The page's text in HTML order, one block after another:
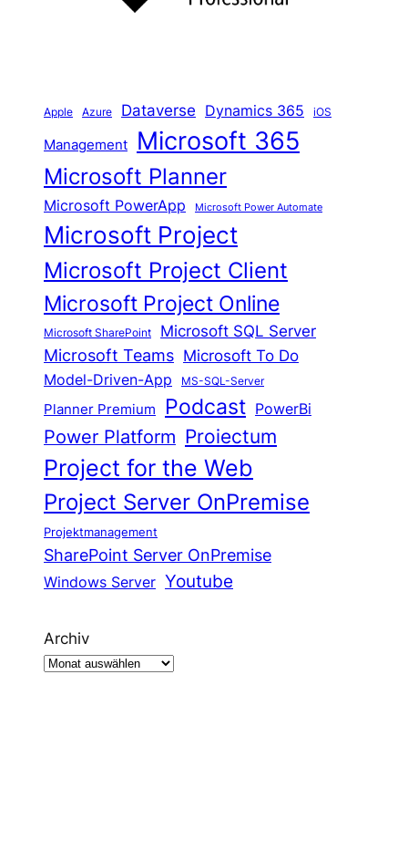
Apple Azure Dataverse Dynamics 365 iOS
Management Microsoft 365
Microsoft Planner
Microsoft PowerApp Microsoft Power Automate
Microsoft Project
Microsoft Project Client
Microsoft Project Online
Microsoft SharePoint Microsoft SQL Server
Microsoft Teams Microsoft To Do
Model-Driven-App MS-SQL-Server
Planner Premium Podcast PowerBi
Power Platform Proiectum
Project for the Web
Project Server OnPremise
Projektmanagement
SharePoint Server OnPremise
Windows Server Youtube
Archiv